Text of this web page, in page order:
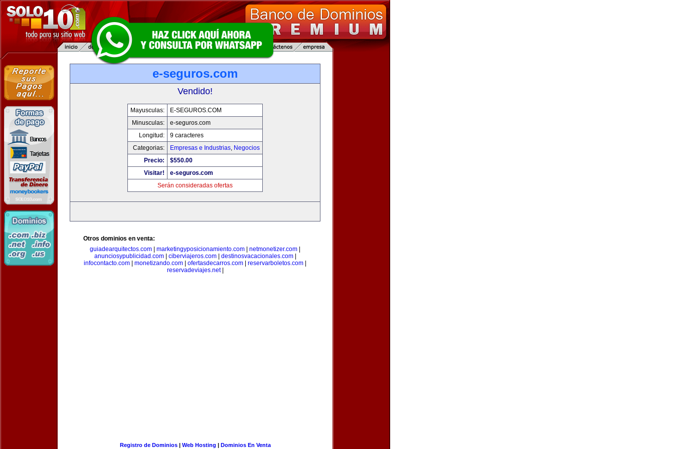
e-seguros.com
Vendido!
Mayusculas:
E-SEGUROS.COM
Minusculas:
e-seguros.com
Longitud:
9 caracteres
Categorias:
Empresas e Industrias, Negocios
Precio:
$550.00
Visitar!
e-seguros.com
Serán consideradas ofertas
Otros dominios en venta:
guiadearquitectos.com
marketingyposicionamiento.com netmonetizer.com
anunciosypublicidad.com| ciberviajeros.com| destinosvacacionales.com|
infocontacto.com
monetizando.com ofertasdecarros.com reservarboletos.com
reservadeviajes.net|
Registro de Dominios| Web Hosting | Dominios En Venta